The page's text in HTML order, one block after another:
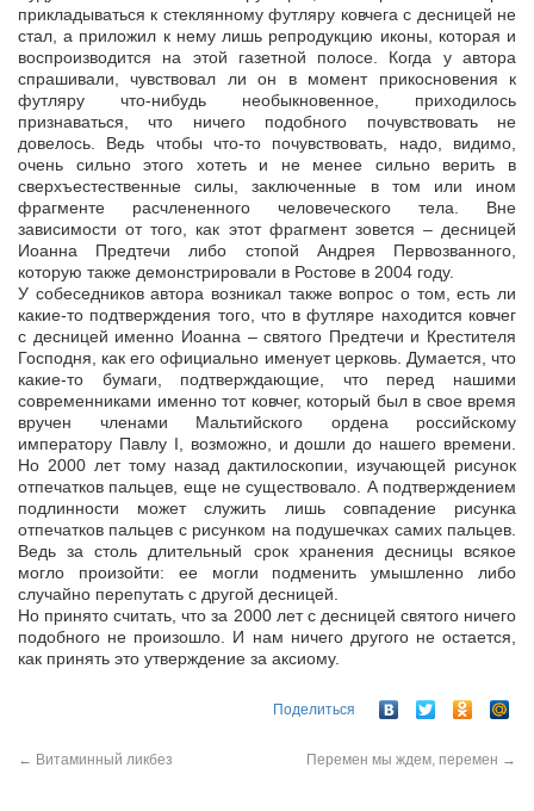
прикладываться к стеклянному футляру ковчега с десницей не
стал, а приложил к нему лишь репродукцию иконы, которая и
воспроизводится на этой газетной полосе. Когда у автора
спрашивали, чувствовал ли он в момент прикосновения к
футляру что-нибудь необыкновенное, приходилось
признаваться, что ничего подобного почувствовать не
довелось. Ведь чтобы что-то почувствовать, надо, видимо,
очень сильно этого хотеть и не менее сильно верить в
сверхъестественные силы, заключенные в том или ином
фрагменте расчлененного человеческого тела. Вне
зависимости от того, как этот фрагмент зовется – десницей
Иоанна Предтечи либо стопой Андрея Первозванного,
которую также демонстрировали в Ростове в 2004 году.
У собеседников автора возникал также вопрос о том, есть ли
какие-то подтверждения того, что в футляре находится ковчег
с десницей именно Иоанна – святого Предтечи и Крестителя
Господня, как его официально именует церковь. Думается, что
какие-то бумаги, подтверждающие, что перед нашими
современниками именно тот ковчег, который был в свое время
вручен членами Мальтийского ордена российскому
императору Павлу I, возможно, и дошли до нашего времени.
Но 2000 лет тому назад дактилоскопии, изучающей рисунок
отпечатков пальцев, еще не существовало. А подтверждением
подлинности может служить лишь совпадение рисунка
отпечатков пальцев с рисунком на подушечках самих пальцев.
Ведь за столь длительный срок хранения десницы всякое
могло произойти: ее могли подменить умышленно либо
случайно перепутать с другой десницей.
Но принято считать, что за 2000 лет с десницей святого ничего
подобного не произошло. И нам ничего другого не остается,
как принять это утверждение за аксиому.
Поделиться
← Витаминный ликбез Перемен мы ждем, перемен →